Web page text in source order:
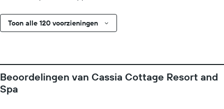
Toon alle 120 voorzieningen
Beoordelingen van Cassia Cottage Resort and
Spa